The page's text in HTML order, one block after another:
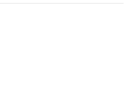
手頃でした。
トが入っていたので、石
ても素敵でした。石も5
何より被りにくいデザイ
は指輪の真ん中に波のよ